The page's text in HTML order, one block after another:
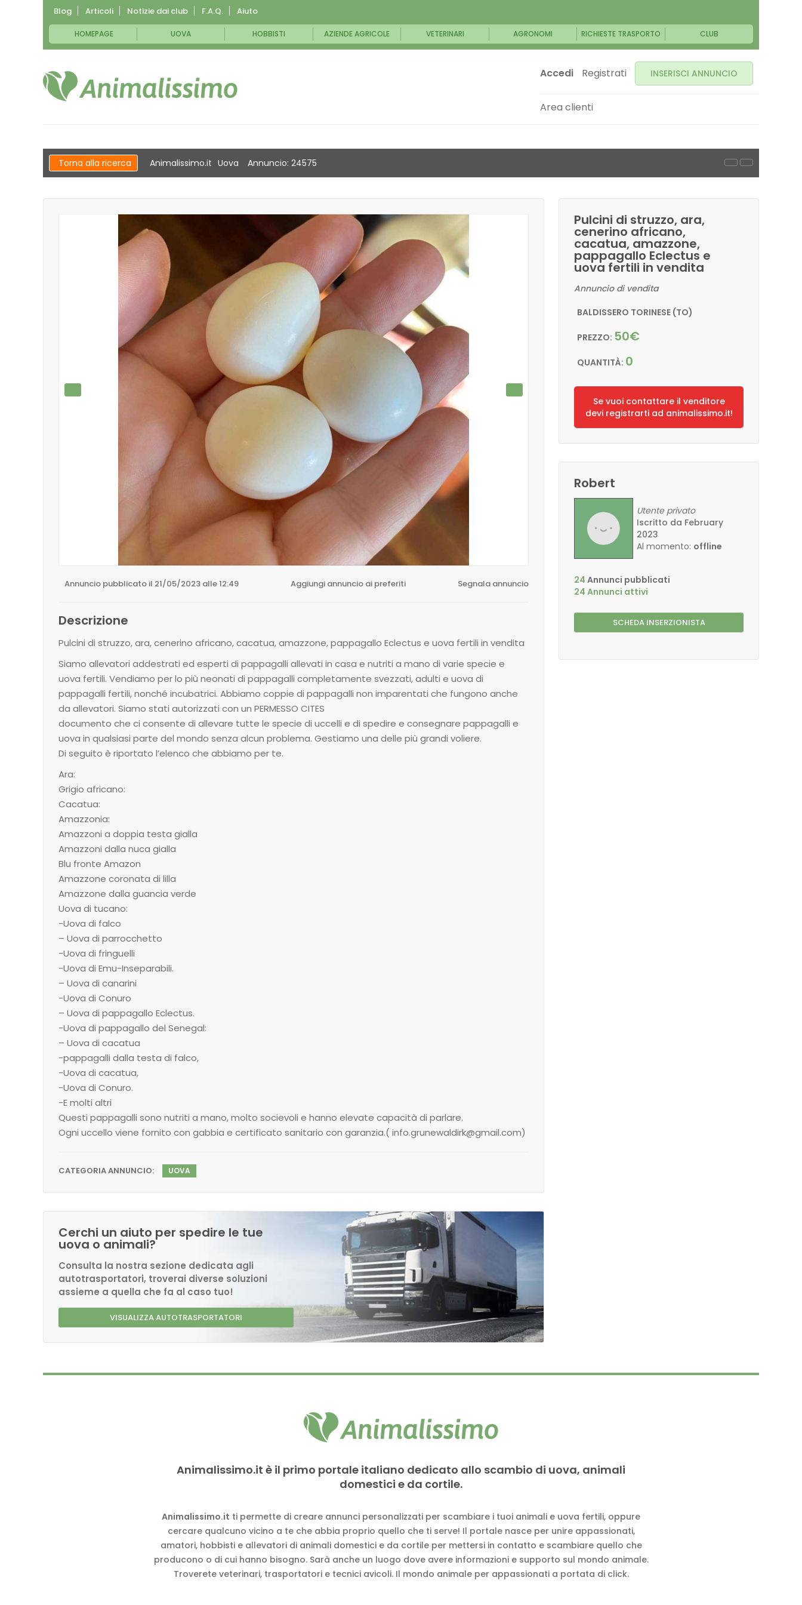
Blog Articoli Notizie dai club F.A.Q. Aiuto
HOMEPAGE UOVA HOBBISTI AZIENDE AGRICOLE VETERINARI AGRONOMI RICHIESTE TRASPORTO CLUB
Accedi Registrati INSERISCI ANNUNCIO
Area clienti
Torna alla ricerca Animalissimo.it Uova Annuncio: 24575
Annuncio pubblicato il 21/05/2023 alle 12:49 Aggiungi annuncio ai preferiti Segnala annuncio
Descrizione
Pulcini di struzzo, ara, cenerino africano, cacatua, amazzone, pappagallo Eclectus e uova fertili in vendita
Siamo allevatori addestrati ed esperti di pappagalli allevati in casa e nutriti a mano di varie specie e
uova fertili. Vendiamo per lo più neonati di pappagalli completamente svezzati, adulti e uova di
pappagalli fertili, nonché incubatrici. Abbiamo coppie di pappagalli non imparentati che fungono anche
da allevatori. Siamo stati autorizzati con un PERMESSO CITES
documento che ci consente di allevare tutte le specie di uccelli e di spedire e consegnare pappagalli e
uova in qualsiasi parte del mondo senza alcun problema. Gestiamo una delle più grandi voliere.
Di seguito è riportato l’elenco che abbiamo per te.
Ara:
Grigio africano:
Cacatua:
Amazzonia:
Amazzoni a doppia testa gialla
Amazzoni dalla nuca gialla
Blu fronte Amazon
Amazzone coronata di lilla
Amazzone dalla guancia verde
Uova di tucano:
-Uova di falco
– Uova di parrocchetto
-Uova di fringuelli
-Uova di Emu-Inseparabili.
– Uova di canarini
-Uova di Conuro
– Uova di pappagallo Eclectus.
-Uova di pappagallo del Senegal:
– Uova di cacatua
-pappagalli dalla testa di falco,
-Uova di cacatua,
-Uova di Conuro.
-E molti altri
Questi pappagalli sono nutriti a mano, molto socievoli e hanno elevate capacità di parlare.
Ogni uccello viene fornito con gabbia e certificato sanitario con garanzia.( info.grunewaldirk@gmail.com)
CATEGORIA ANNUNCIO: UOVA
Cerchi un aiuto per spedire le tue
uova o animali?
Consulta la nostra sezione dedicata agli
autotrasportatori, troverai diverse soluzioni
assieme a quella che fa al caso tuo!
VISUALIZZA AUTOTRASPORTATORI
Pulcini di struzzo, ara,
cenerino africano,
cacatua, amazzone,
pappagallo Eclectus e
uova fertili in vendita
Annuncio di vendita
BALDISSERO TORINESE (TO)
PREZZO: 50€
QUANTITÀ: 0
Se vuoi contattare il venditore
devi registrarti ad animalissimo.it!
Robert
Utente privato
Iscritto da February
2023
Al momento: offline
24 Annunci pubblicati
24 Annunci attivi
SCHEDA INSERZIONISTA
Animalissimo.it è il primo portale italiano dedicato allo scambio di uova, animali
domestici e da cortile.
Animalissimo.it ti permette di creare annunci personalizzati per scambiare i tuoi animali e uova fertili, oppure
cercare qualcuno vicino a te che abbia proprio quello che ti serve! Il portale nasce per unire appassionati,
amatori, hobbisti e allevatori di animali domestici e da cortile per mettersi in contatto e scambiare quello che
producono o di cui hanno bisogno. Sarà anche un luogo dove avere informazioni e supporto sul mondo animale.
Troverete veterinari, trasportatori e tecnici avicoli. Il mondo animale per appassionati a portata di click.